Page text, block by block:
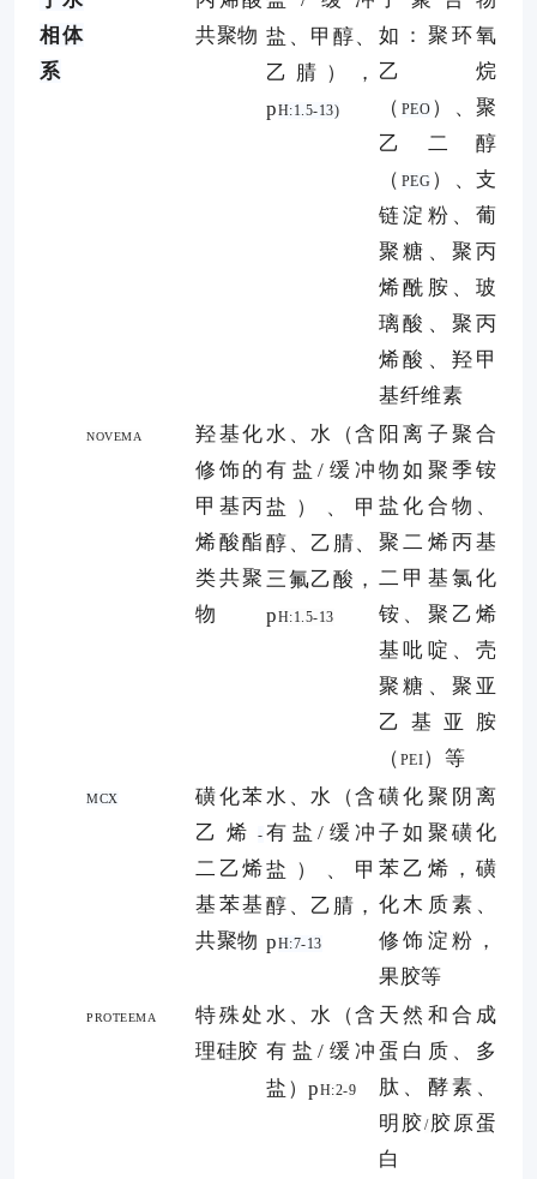
相体
系
共聚物 盐、甲醇、
乙腈），
pH:1.5-13)
如：聚环氧
乙烷
（ PEO ）、聚
乙二醇
（ PEG ）、支
链淀粉、葡
聚糖、聚丙
烯酰胺、玻
璃酸、聚丙
烯酸、羟甲
基纤维素
NOVEMA
羟基化
修饰的
甲基丙
烯酸酯
类共聚
物
水、水（含
有盐/ 缓冲
盐）、甲
醇、乙腈、
三氟乙酸，
pH:1.5-13
阳离子聚合
物如聚季铵
盐化合物、
聚二烯丙基
二甲基氯化
铵、聚乙烯
基吡啶、壳
聚糖、聚亚
乙基亚胺
（ PEI）等
MCX
磺化苯
乙烯-
二乙烯
基苯基
共聚物
水、水（含
有盐/ 缓冲
盐）、甲
醇、乙腈，
pH:7-13
磺化聚阴离
子如聚磺化
苯乙烯，磺
化木质素、
修饰淀粉，
果胶等
PROTEEMA
特殊处
理硅胶
水、水（含
有盐/ 缓冲
盐）pH:2-9
天然和合成
蛋白质、多
肽、酵素、
明胶/胶原蛋
白